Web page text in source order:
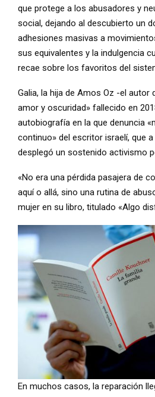
que protege a los abusadores y
social, dejando al descubierto un
adhesiones masivas a
sus equivalentes y la indulgencia
recae sobre los favoritos del
Galia, la hija de Amos Oz -el autor
amor y oscuridad» fallecido en
autobiografía en la que denuncia
continuo» del escritor israelí, que
desplegó un sostenido activismo
«No era una pérdida pasajera de
aquí o allá, sino una rutina de
mujer en su libro, titulado «Algo
En muchos casos, la reparación